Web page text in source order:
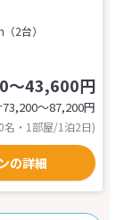
2台）
～43,600円
73,200〜87,200円
名・1部屋/1泊2日)
の詳細